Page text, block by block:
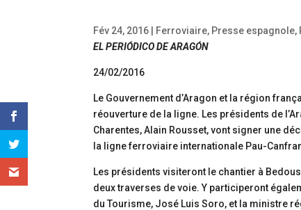
Fév 24, 2016 Ferroviaire, Presse espagnole,
EL PERIÓDICO DE ARAGÓN
24/02/2016
Le Gouvernement d’Aragon et la région
réouverture de la ligne. Les présidents de
Charentes, Alain Rousset, vont signer une
la ligne ferroviaire internationale Pau-
Les présidents visiteront le chantier à
deux traverses de voie. Y participeront
du Tourisme, José Luis Soro, et la ministre